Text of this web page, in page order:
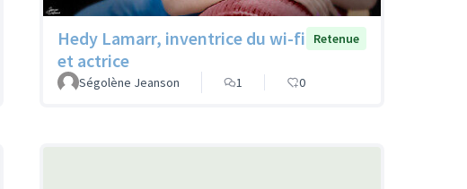
Hedy Lamarr, inventrice du wi-fi
et actrice
Retenue
Ségolène Jeanson 1 0